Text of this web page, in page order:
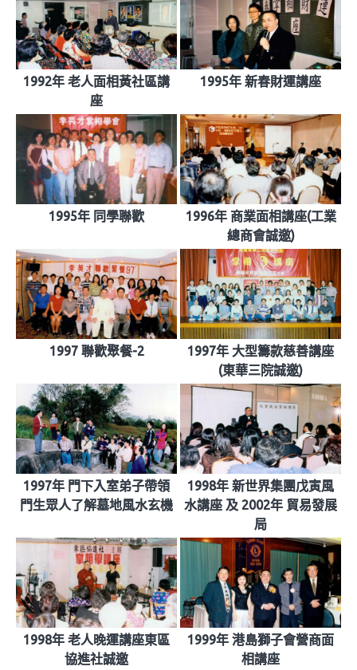
1992年 老人面相黃社區講
座
1995年 新春財運講座
1995年 同學聯歡
1996年 商業面相講座(工業
總商會誠邀)
1997 聯歡聚餐-2
1997年 大型籌款慈善講座
(東華三院誠邀)
1997年 門下入室弟子帶領
門生眾人了解墓地風水玄機
1998年 新世界集團戊寅風
水講座 及 2002年 貿易發展
局
1998年 老人晚運講座東區
協進社誠邀
1999年 港島獅子會營商面
相講座